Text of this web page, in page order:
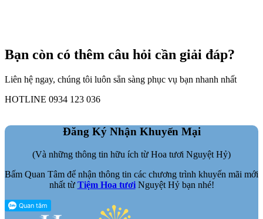
Bạn còn có thêm câu hỏi cần giải đáp?
Liên hệ ngay, chúng tôi luôn sẳn sàng phục vụ bạn nhanh nhất
HOTLINE 0934 123 036
Đăng Ký Nhận Khuyến Mại
(Và những thông tin hữu ích từ Hoa tươi Nguyệt Hỷ)
Bấm Quan Tâm để nhận thông tin các chương trình khuyến mãi mới
nhất từ Tiệm Hoa tươiNguyệt Hỷ bạn nhé!